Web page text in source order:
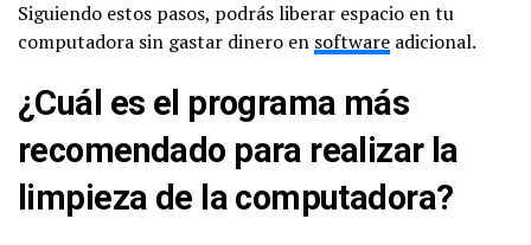
Siguiendo estos pasos, podrás liberar espacio en tu
computadora sin gastar dinero en software adicional.
¿Cuál es el programa más
recomendado para realizar la
limpieza de la computadora?